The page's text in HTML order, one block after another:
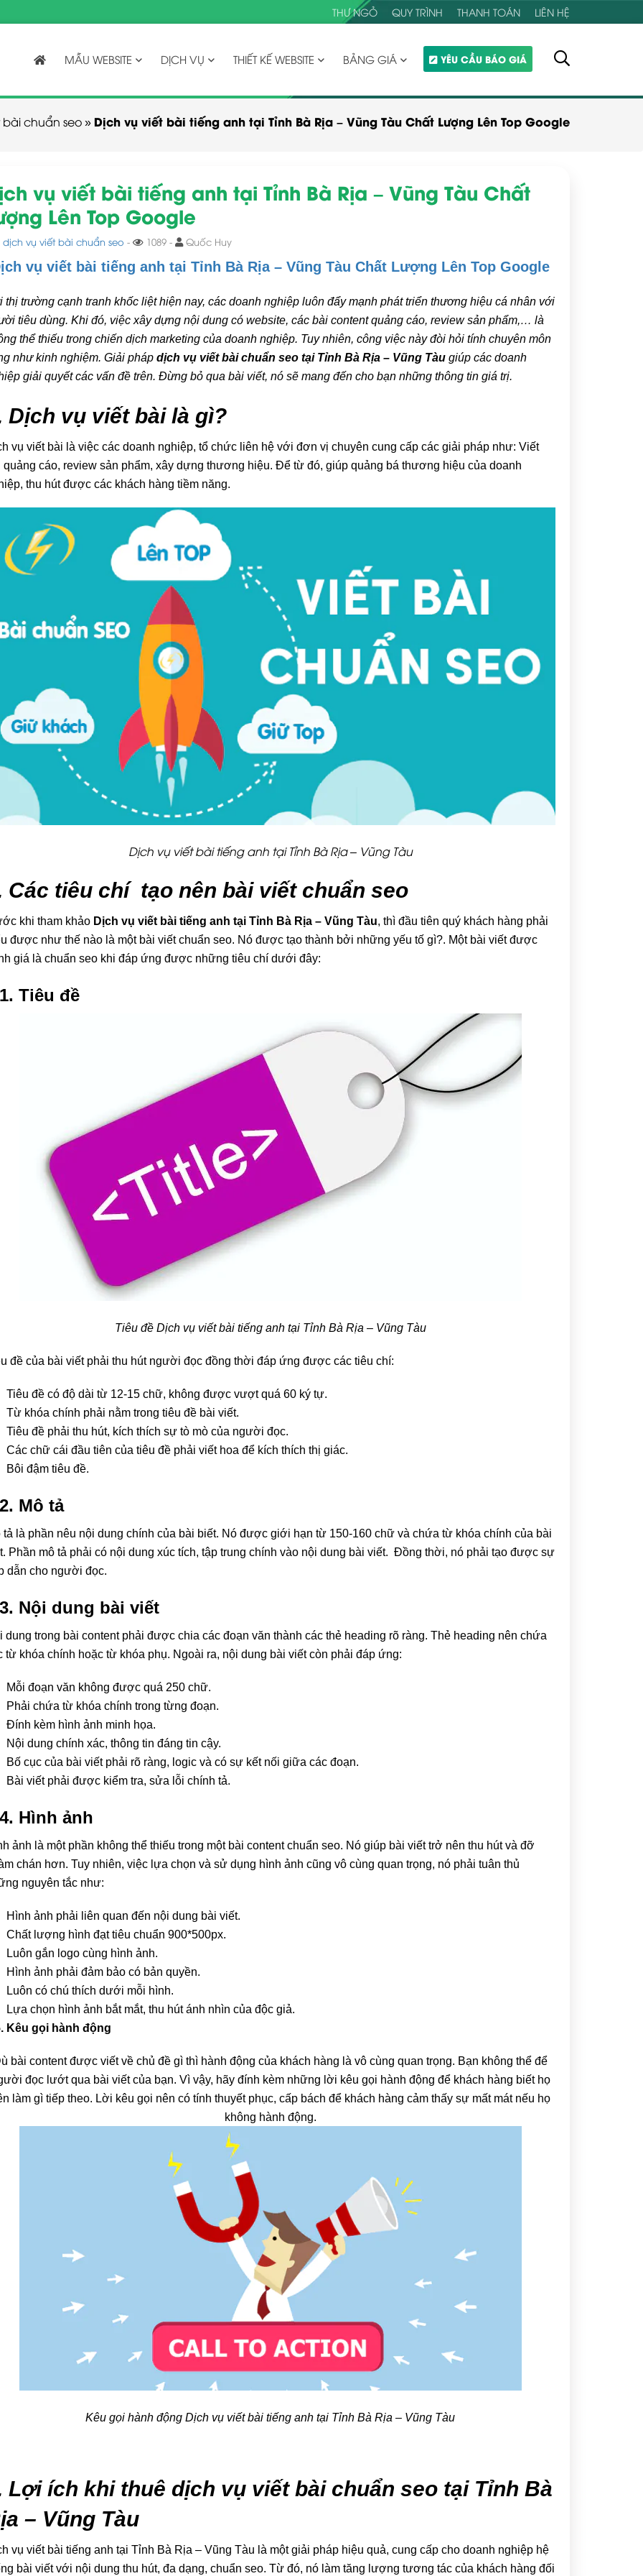
THƯ NGỎ QUY TRÌNH THANH TOÁN LIÊN HỆ
MẪU WEBSITE DỊCH VỤ THIẾT KẾ WEBSITE BẢNG GIÁ YÊU CẦU BÁO GIÁ
chuẩn seo» Dịch vụ viết bài tiếng anh tại Tỉnh Bà Rịa – Vũng Tàu Chất Lượng Lên Top Google
vụ viết bài tiếng anh tại Tỉnh Bà Rịa – Vũng Tàu Chất
Lên Top Google
dịch vụ viết bài chuẩn seo - 1089 - Quốc Huy
vụ viết bài tiếng anh tại Tỉnh Bà Rịa – Vũng Tàu Chất Lượng Lên Top Google
thị trường cạnh tranh khốc liệt hiện nay, các doanh nghiệp luôn đẩy mạnh phát triển thương hiệu cá nhân với
tiêu dùng. Khi đó, việc xây dựng nội dung có website, các bài content quảng cáo, review sản phẩm,… là
thể thiếu trong chiến dịch marketing của doanh nghiệp. Tuy nhiên, công việc này đòi hỏi tính chuyên môn
như kinh nghiệm. Giải pháp dịch vụ viết bài chuẩn seo tại Tỉnh Bà Rịa – Vũng Tàu giúp các doanh
giải quyết các vấn đề trên. Đừng bỏ qua bài viết, nó sẽ mang đến cho bạn những thông tin giá trị.
Dịch vụ viết bài là gì?
vụ viết bài là việc các doanh nghiệp, tổ chức liên hệ với đơn vị chuyên cung cấp các giải pháp như: Viết
quảng cáo, review sản phẩm, xây dựng thương hiệu. Để từ đó, giúp quảng bá thương hiệu của doanh
thu hút được các khách hàng tiềm năng.
Dịch vụ viết bài tiếng anh tại Tỉnh Bà Rịa – Vũng Tàu
Các tiêu chí tạo nên bài viết chuẩn seo
khi tham khảo Dịch vụ viết bài tiếng anh tại Tỉnh Bà Rịa – Vũng Tàu, thì đầu tiên quý khách hàng phải
được như thế nào là một bài viết chuẩn seo. Nó được tạo thành bởi những yếu tố gì?. Một bài viết được
giá là chuẩn seo khi đáp ứng được những tiêu chí dưới đây:
Tiêu đề
Tiêu đề Dịch vụ viết bài tiếng anh tại Tỉnh Bà Rịa – Vũng Tàu
đề của bài viết phải thu hút người đọc đồng thời đáp ứng được các tiêu chí:
Tiêu đề có độ dài từ 12-15 chữ, không được vượt quá 60 ký tự.
Từ khóa chính phải nằm trong tiêu đề bài viết.
Tiêu đề phải thu hút, kích thích sự tò mò của người đọc.
Các chữ cái đầu tiên của tiêu đề phải viết hoa để kích thích thị giác.
Bôi đậm tiêu đề.
Mô tả
tả là phần nêu nội dung chính của bài biết. Nó được giới hạn từ 150-160 chữ và chứa từ khóa chính của bài
Phần mô tả phải có nội dung xúc tích, tập trung chính vào nội dung bài viết. Đồng thời, nó phải tạo được sự
dẫn cho người đọc.
Nội dung bài viết
dung trong bài content phải được chia các đoạn văn thành các thẻ heading rõ ràng. Thẻ heading nên chứa
từ khóa chính hoặc từ khóa phụ. Ngoài ra, nội dung bài viết còn phải đáp ứng:
Mỗi đoạn văn không được quá 250 chữ.
Phải chứa từ khóa chính trong từng đoạn.
Đính kèm hình ảnh minh họa.
Nội dung chính xác, thông tin đáng tin cậy.
Bố cục của bài viết phải rõ ràng, logic và có sự kết nối giữa các đoạn.
Bài viết phải được kiểm tra, sửa lỗi chính tả.
Hình ảnh
ảnh là một phần không thể thiếu trong một bài content chuẩn seo. Nó giúp bài viết trở nên thu hút và đỡ
chán hơn. Tuy nhiên, việc lựa chọn và sử dụng hình ảnh cũng vô cùng quan trọng, nó phải tuân thủ
nguyên tắc như:
Hình ảnh phải liên quan đến nội dung bài viết.
Chất lượng hình đạt tiêu chuẩn 900*500px.
Luôn gắn logo cùng hình ảnh.
Hình ảnh phải đảm bảo có bản quyền.
Luôn có chú thích dưới mỗi hình.
Lựa chọn hình ảnh bắt mắt, thu hút ánh nhìn của độc giả.
Kêu gọi hành động
bài content được viết về chủ đề gì thì hành động của khách hàng là vô cùng quan trọng. Bạn không thể để
đọc lướt qua bài viết của bạn. Vì vậy, hãy đính kèm những lời kêu gọi hành động để khách hàng biết họ
làm gì tiếp theo. Lời kêu gọi nên có tính thuyết phục, cấp bách để khách hàng cảm thấy sự mất mát nếu họ
không hành động.
Kêu gọi hành động Dịch vụ viết bài tiếng anh tại Tỉnh Bà Rịa – Vũng Tàu
Lợi ích khi thuê dịch vụ viết bài chuẩn seo tại Tỉnh Bà
– Vũng Tàu
vụ viết bài tiếng anh tại Tỉnh Bà Rịa – Vũng Tàu là một giải pháp hiệu quả, cung cấp cho doanh nghiệp hệ
bài viết với nội dung thu hút, đa dạng, chuẩn seo. Từ đó, nó làm tăng lượng tương tác của khách hàng đối